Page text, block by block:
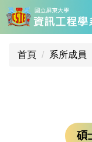
跳
到
主
首頁 系所成員
碩